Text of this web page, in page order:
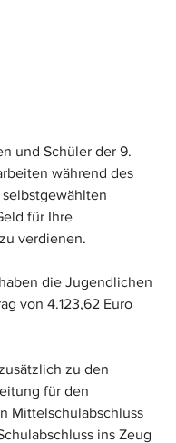
und Schüler der 9.
während des
für Ihre
verdienen.
die Jugendlichen
von 4.123,62 Euro
zu den
für den
Mittelschulabschluss
ins Zeug